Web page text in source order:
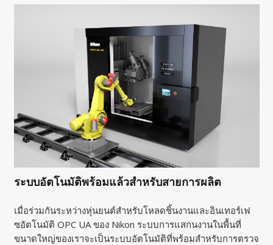
ระบบอัตโนมัติพร้อมแล้วสำหรับสายการผลิต
เมื่อร่วมกันระหว่างหุ่นยนต์สำหรับโหลดชิ้นงานและอินเทอร์เฟ
ซอัตโนมัติ OPC UA ของ Nikon ระบบการแสกนงานในพื้นที่
ขนาดใหญ่ของเราจะเป็นระบบอัตโนมัติที่พร้อมสำหรับการตรวจ